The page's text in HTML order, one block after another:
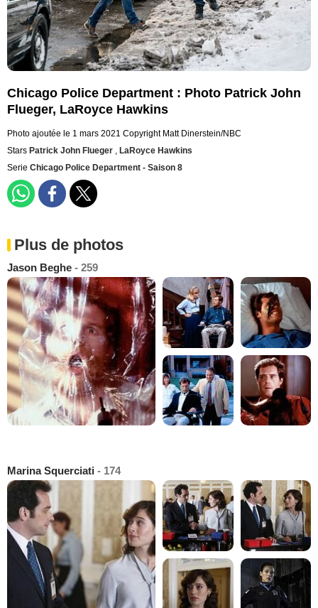
Chicago Police Department : Photo Patrick John
Flueger, LaRoyce Hawkins
Photo ajoutée le 1 mars 2021 Copyright Matt Dinerstein/NBC
Stars Patrick John Flueger , LaRoyce Hawkins
Serie Chicago Police Department - Saison 8
Plus de photos
Jason Beghe - 259
Marina Squerciati - 174